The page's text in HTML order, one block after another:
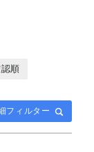
フィルター
順